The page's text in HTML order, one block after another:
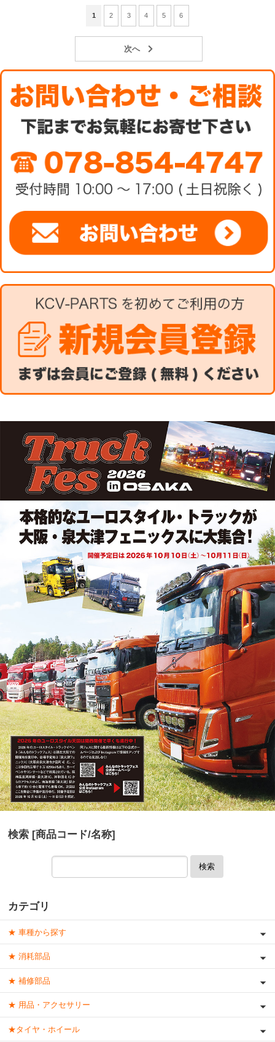
1 2 3 4 5 6
検索 [商品コード/名称]
検索
カテゴリ
★ 車種から探す
★ 消耗部品
★ 補修部品
★ 用品・アクセサリー
★タイヤ・ホイール